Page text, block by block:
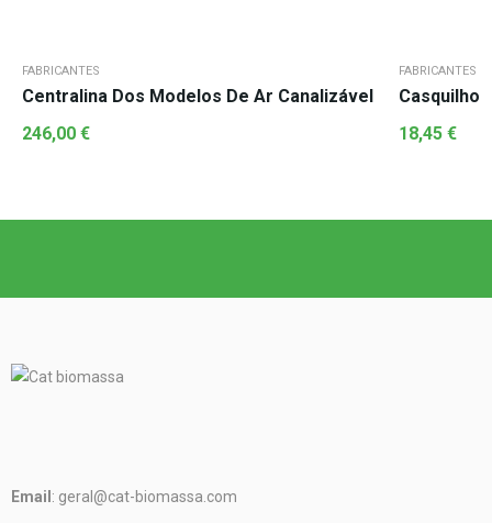
FABRICANTES
Centralina Dos Modelos De Ar Canalizável
246,00 €
FABRICANTES
Casquilho
18,45 €
Email : geral@cat-biomassa.com